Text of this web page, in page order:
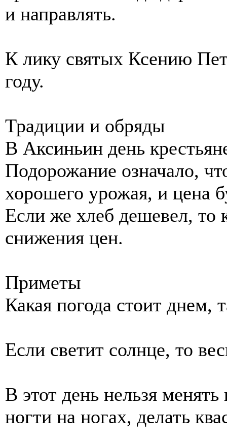
и направлять.
К лику святых Ксению
году.
Традиции и обряды
В Аксиньин день
Подорожание означало,
хорошего урожая, и цена
Если же хлеб дешевел, то
снижения цен.
Приметы
Какая погода стоит днем,
Если светит солнце, то
В этот день нельзя менять
ногти на ногах, делать